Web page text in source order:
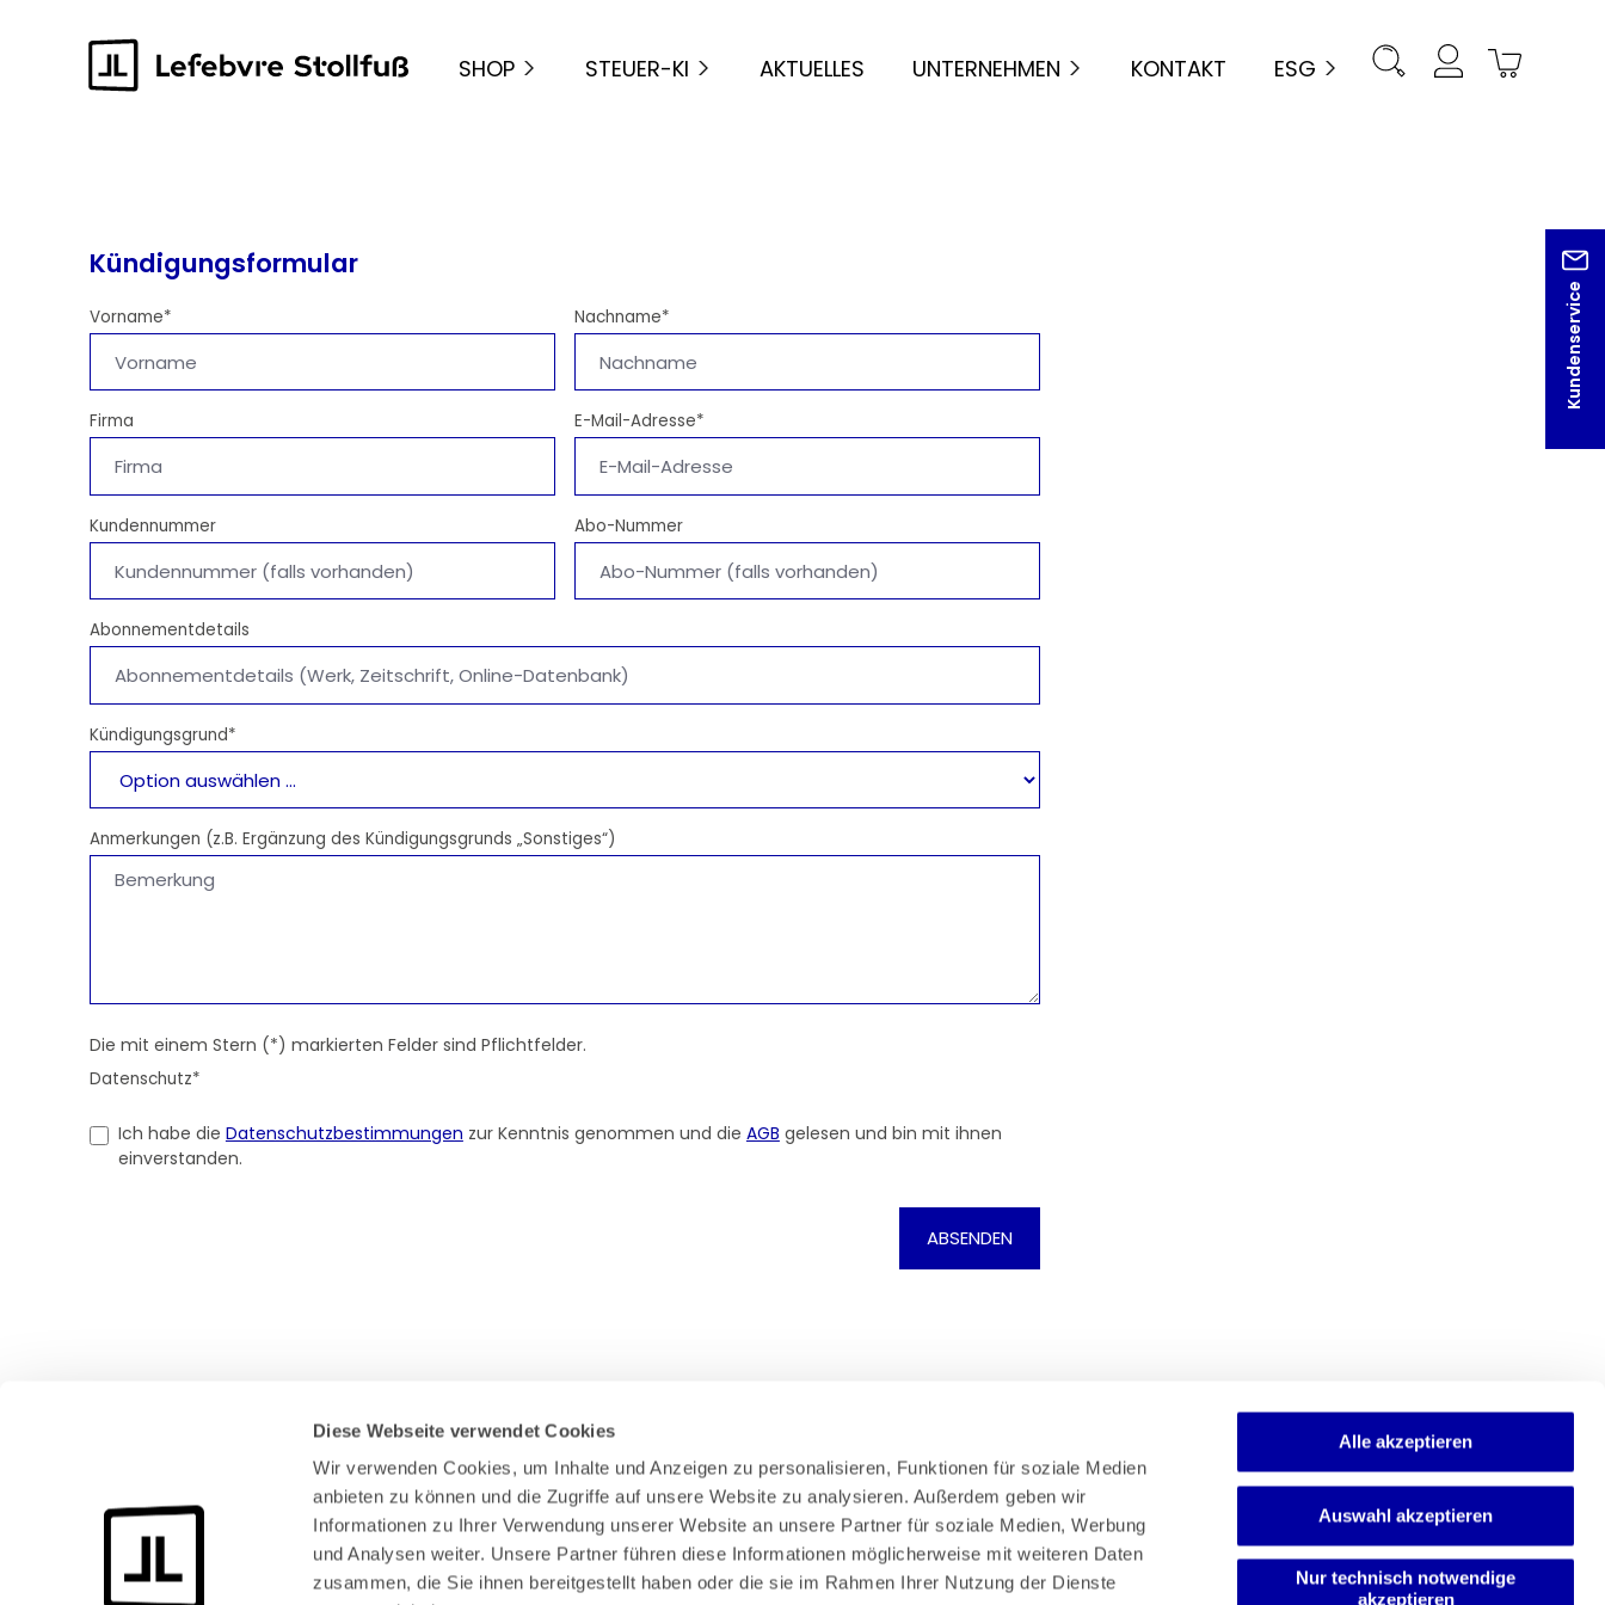
Diese Webseite verwendet Cookies
Wir verwenden Cookies, um Inhalte und Anzeigen zu personalisieren, Funktionen für soziale Medien
anbieten zu können und die Zugriffe auf unsere Website zu analysieren. Außerdem geben wir
Informationen zu Ihrer Verwendung unserer Website an unsere Partner für soziale Medien, Werbung
und Analysen weiter. Unsere Partner führen diese Informationen möglicherweise mit weiteren Daten
zusammen, die Sie ihnen bereitgestellt haben oder die sie im Rahmen Ihrer Nutzung der Dienste
Alle akzeptieren
Auswahl akzeptieren
Nur technisch notwendige
akzeptieren
SHOP STEUER-KI AKTUELLES UNTERNEHMEN KONTAKT ESG
Kundenservice
Kündigungsformular
Vorname* Nachname*
Firma E-Mail-Adresse*
Kundennummer Abo-Nummer
Abonnementdetails
Kündigungsgrund*
Anmerkungen (z.B. Ergänzung des Kündigungsgrunds „Sonstiges“)
Die mit einem Stern (*) markierten Felder sind Pflichtfelder.
Datenschutz*
Ich habe die Datenschutzbestimmungen zur Kenntnis genommen und die AGB gelesen und bin mit ihnen
einverstanden.
ABSENDEN
53113 Bonn
Zahlung & Versand
Rücksendungen/Widerrufsbelehrung
Muster Widerrufsformular (PDF)
Remissionsbedingungen für den Handel
Newsletter
Mediadaten
Media-Center